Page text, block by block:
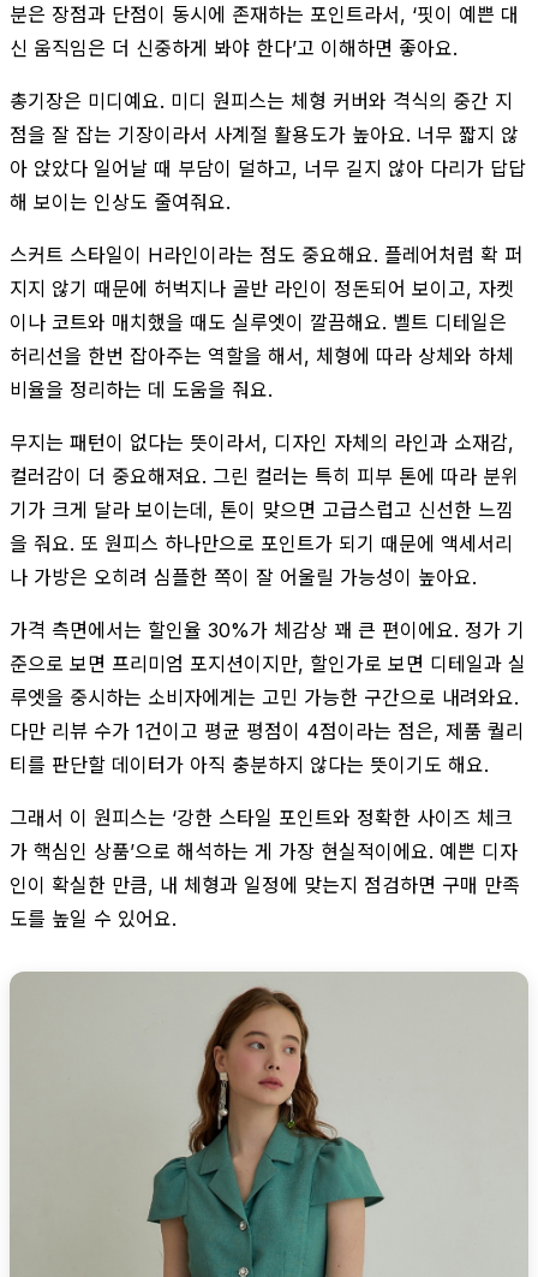
분은 장점과 단점이 동시에 존재하는 포인트라서, ‘핏이 예쁜 대
신 움직임은 더 신중하게 봐야 한다’고 이해하면 좋아요.
총기장은 미디예요. 미디 원피스는 체형 커버와 격식의 중간 지
점을 잘 잡는 기장이라서 사계절 활용도가 높아요. 너무 짧지 않
아 앉았다 일어날 때 부담이 덜하고, 너무 길지 않아 다리가 답답
해 보이는 인상도 줄여줘요.
스커트 스타일이 H라인이라는 점도 중요해요. 플레어처럼 확 퍼
지지 않기 때문에 허벅지나 골반 라인이 정돈되어 보이고, 자켓
이나 코트와 매치했을 때도 실루엣이 깔끔해요. 벨트 디테일은
허리선을 한번 잡아주는 역할을 해서, 체형에 따라 상체와 하체
비율을 정리하는 데 도움을 줘요.
무지는 패턴이 없다는 뜻이라서, 디자인 자체의 라인과 소재감,
컬러감이 더 중요해져요. 그린 컬러는 특히 피부 톤에 따라 분위
기가 크게 달라 보이는데, 톤이 맞으면 고급스럽고 신선한 느낌
을 줘요. 또 원피스 하나만으로 포인트가 되기 때문에 액세서리
나 가방은 오히려 심플한 쪽이 잘 어울릴 가능성이 높아요.
가격 측면에서는 할인율 30%가 체감상 꽤 큰 편이에요. 정가 기
준으로 보면 프리미엄 포지션이지만, 할인가로 보면 디테일과 실
루엣을 중시하는 소비자에게는 고민 가능한 구간으로 내려와요.
다만 리뷰 수가 1건이고 평균 평점이 4점이라는 점은, 제품 퀄리
티를 판단할 데이터가 아직 충분하지 않다는 뜻이기도 해요.
그래서 이 원피스는 ‘강한 스타일 포인트와 정확한 사이즈 체크
가 핵심인 상품’으로 해석하는 게 가장 현실적이에요. 예쁜 디자
인이 확실한 만큼, 내 체형과 일정에 맞는지 점검하면 구매 만족
도를 높일 수 있어요.